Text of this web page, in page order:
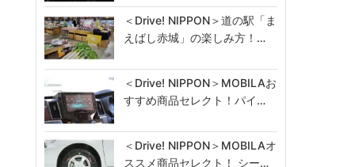
＜Drive! NIPPON＞道の駅「ま
えばし赤城」の楽しみ方！…
＜Drive! NIPPON＞MOBILAお
すすめ商品セレクト！パイ…
＜Drive! NIPPON＞MOBILAオ
ススメ商品セレクト！ シー…